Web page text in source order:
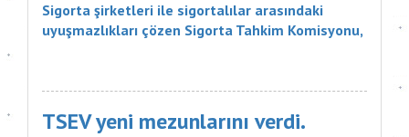
Sigorta şirketleri ile sigortalılar arasındaki
uyuşmazlıkları çözen Sigorta Tahkim Komisyonu,
liralık tazminatı ödemesine karar verdi. Sigorta
Tahkim Komisyonu M...
TSEV yeni mezunlarını verdi.